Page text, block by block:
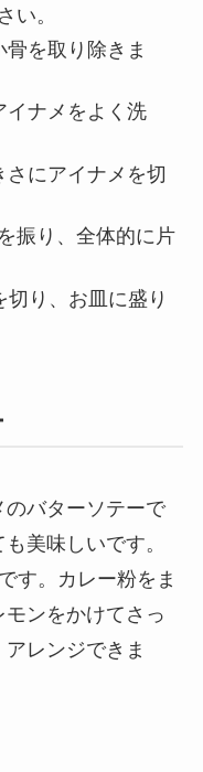
い。
を取り除きま
イナメをよく洗
にアイナメを切
振り、全体的に片
り、お皿に盛り
バターソテーで
美味しいです。
す。カレー粉をま
ンをかけてさっ
レンジできま